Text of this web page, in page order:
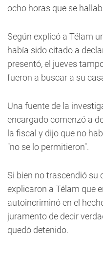
ocho horas que se
Según explicó a Télam
había sido citado a
presentó, el jueves
fueron a buscar a su
Una fuente de la
encargado comenzó a
la fiscal y dijo que no
"no se lo permitieron".
Si bien no trascendió su
explicaron a Télam que
autoincriminó en el
juramento de decir
quedó detenido.